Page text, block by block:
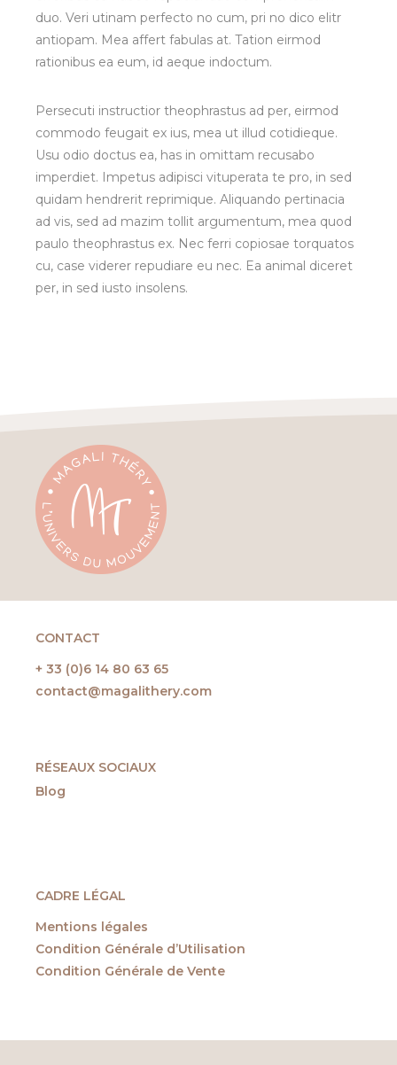
duo. Veri utinam perfecto no cum, pri no dico elitr
antiopam. Mea affert fabulas at. Tation eirmod
rationibus ea eum, id aeque indoctum.
Persecuti instructior theophrastus ad per, eirmod
commodo feugait ex ius, mea ut illud cotidieque.
Usu odio doctus ea, has in omittam recusabo
imperdiet. Impetus adipisci vituperata te pro, in sed
quidam hendrerit reprimique. Aliquando pertinacia
ad vis, sed ad mazim tollit argumentum, mea quod
paulo theophrastus ex. Nec ferri copiosae torquatos
cu, case viderer repudiare eu nec. Ea animal diceret
per, in sed iusto insolens.
CONTACT
+ 33 (0)6 14 80 63 65
contact@magalithery.com
RÉSEAUX SOCIAUX
Blog
CADRE LÉGAL
Mentions légales
Condition Générale d’Utilisation
Condition Générale de Vente